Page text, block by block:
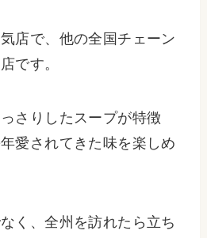
店で、他の全国チェーン
です。
さりしたスープが特徴
愛されてきた味を楽しめ
く、全州を訪れたら立ち